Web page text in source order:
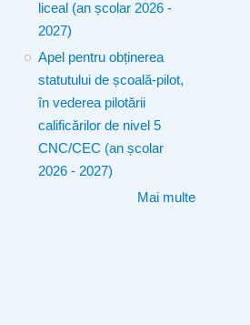
liceal (an școlar 2026 -
2027)
Apel pentru obținerea
statutului de școală-pilot,
în vederea pilotării
calificărilor de nivel 5
CNC/CEC (an școlar
2026 - 2027)
Mai multe